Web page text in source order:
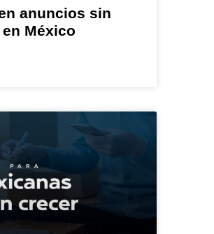
anuncios sin
México